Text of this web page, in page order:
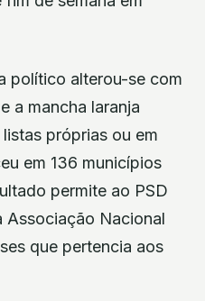
político alterou-se com
a mancha laranja
próprias ou em
em 136 municípios
permite ao PSD
Associação Nacional
que pertencia aos